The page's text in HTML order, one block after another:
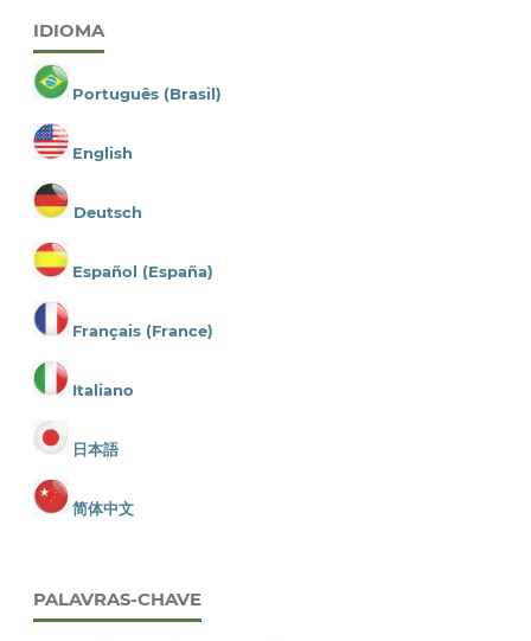
IDIOMA
Português (Brasil)
English
Deutsch
Español (España)
Français (France)
Italiano
日本語
简体中文
PALAVRAS-CHAVE